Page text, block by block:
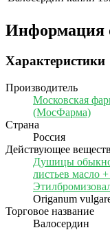
Информация
Характеристики
Производитель
Московская
(МосФарма)
Страна
Россия
Действующее
Душицы
листьев масло
Origanum
Торговое название
Валосердин